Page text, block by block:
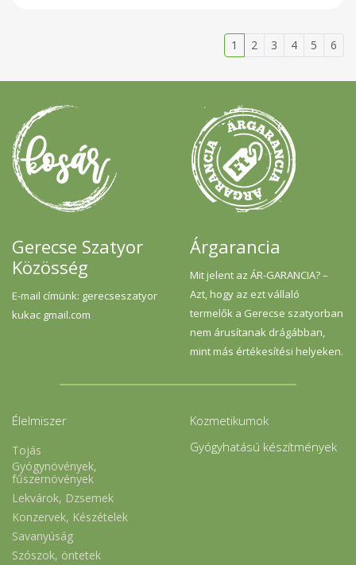
1 2 3 4 5 6
Gerecse Szatyor
Közösség
E-mail címünk: gerecseszatyor
kukac gmail.com
Árgarancia
Mit jelent az ÁR-GARANCIA? –
Azt, hogy az ezt vállaló
termelők a Gerecse szatyorban
nem árusítanak drágábban,
mint más értékesítési helyeken.
Élelmiszer
Tojás
Gyógynövények,
fűszernövények
Lekvárok, Dzsemek
Konzervek, Készételek
Savanyúság
Szószok, öntetek
Kozmetikumok
Gyógyhatású készítmények